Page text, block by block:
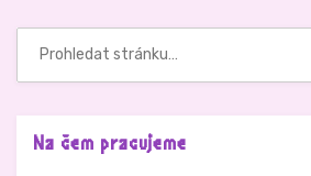
Na čem pracujeme